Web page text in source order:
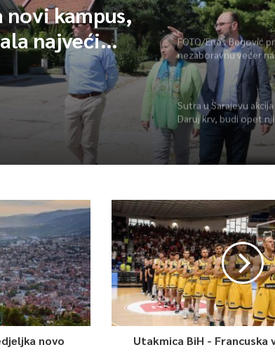
novi kampus,
najveći
UNSA
FOTO/Enes Begović
nezaboravnu večer
na Ilidži
Sutra u Sarajevu
Daruj krv, budi opet
novo
Utakmica BiH - Francuska